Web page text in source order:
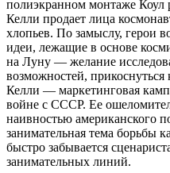
полиэкранном монтаже Коул
Келли продает лица
хлопьев. По замыслу, герои
идеи, лежащие в основе
на Луну — желание
возможностей,
Келли — маркетинговая
войне с СССР. Ее
наивностью американского
занимательная тема борьбы
быстро забывается
занимательных линий.